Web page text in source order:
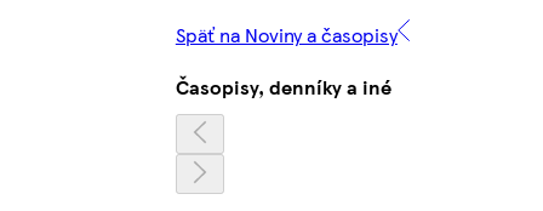
Späť na Noviny a časopisy
Časopisy, denníky a iné